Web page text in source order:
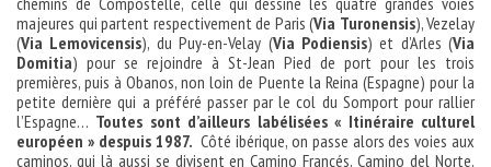
majeures qui partent respectivement de Paris (Via Turonensis), Vezelay
(Via Lemovicensis), du Puy-en-Velay (Via Podiensis) et d’Arles (Via
Domitia) pour se rejoindre à St-Jean Pied de port pour les trois
premières, puis à Obanos, non loin de Puente la Reina (Espagne) pour la
petite dernière qui a préféré passer par le col du Somport pour rallier
l’Espagne… Toutes sont d’ailleurs labélisées « Itinéraire culturel
européen » despuis 1987. Côté ibérique, on passe alors des voies aux
caminos, qui là aussi se divisent en Camino Francés, Camino del Norte,